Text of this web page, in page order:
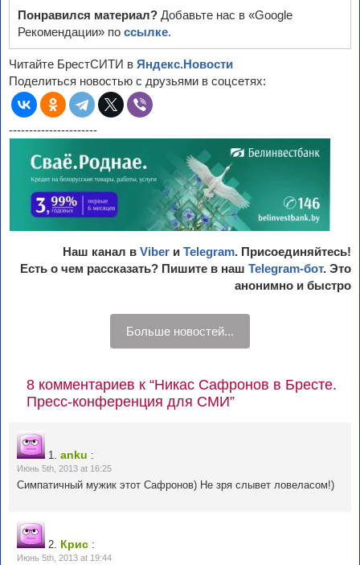
Понравился материал? Добавьте нас в «Google
Рекомендации» по ссылке.
Читайте БрестСИТИ в Яндекс.Новости
Поделиться новостью с друзьями в соцсетях:
----------------------
Наш канал в Viber и Telegram. Присоединяйтесь!
Есть о чем рассказать? Пишите в наш Telegram-бот. Это
анонимно и быстро
Больше новостей...
8 комментариев к “Никас Сафронов в Бресте.
Пресс-конференция для СМИ”
1. anku :
Июнь 5th, 2013 at 16:25
Симпатичный мужик этот Сафронов) Не зря слывет ловеласом!)
2. Крис :
Июнь 5th, 2013 at 19:44